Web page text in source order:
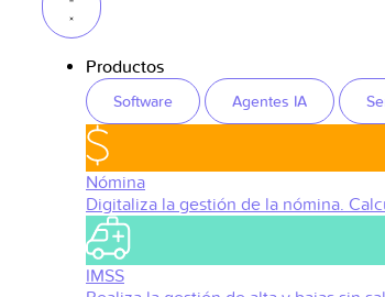
Productos
Software Agentes IA
Nómina
Digitaliza la gestión de la nómina.
IMSS